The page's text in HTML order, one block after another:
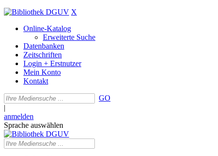
X
Online-Katalog
Erweiterte Suche
Datenbanken
Zeitschriften
Login + Erstnutzer
Mein Konto
Kontakt
GO
|
anmelden
Sprache auswählen